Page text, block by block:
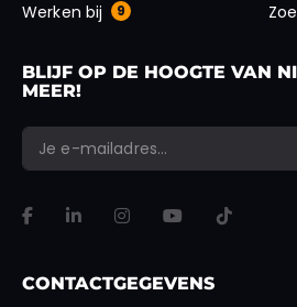
Werken bij
9
BLIJF OP DE HOOGTE VAN
MEER!
"* " geeft vereiste velden aan
X/Twitter
Dit veld is bedoeld voor
E-mailadres *
CONTACTGEGEVENS